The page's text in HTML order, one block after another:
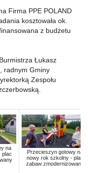
Firma PPE POLAND
kosztowała ok.
z budżetu
Łukasz
radnym Gminy
Zespołu
na
plac
Przecieszyn gotowy na
nowy rok szkolny - plac
zabaw zmodernizowany